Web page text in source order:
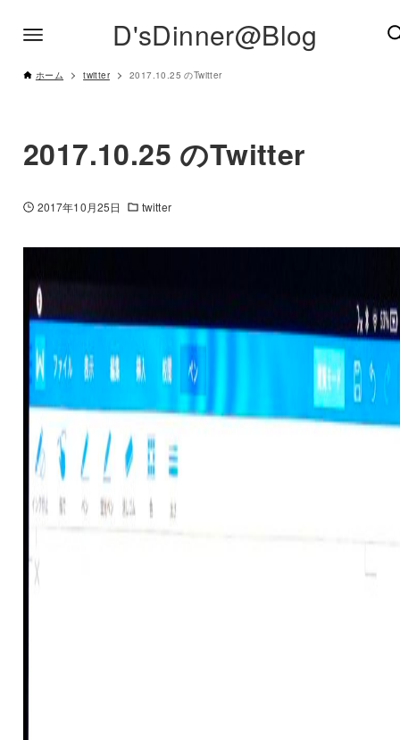
D'sDinner@Blog
ホーム twitter 2017.10.25 のTwitter
2017.10.25 のTwitter
2017年10月25日 twitter